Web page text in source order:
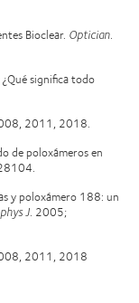
Bioclear. Optician.
significa todo
2011, 2018.
de poloxámeros en
y poloxámero 188: un
J. 2005;
2011, 2018